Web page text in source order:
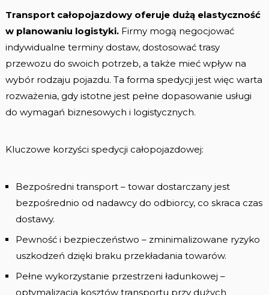
Transport całopojazdowy oferuje dużą elastyczność
w planowaniu logistyki.Firmy mogą negocjować
indywidualne terminy dostaw, dostosować trasy
przewozu do swoich potrzeb, a także mieć wpływ na
wybór rodzaju pojazdu. Ta forma spedycji jest więc warta
rozważenia, gdy istotne jest pełne dopasowanie usługi
do wymagań biznesowych i logistycznych.
Kluczowe korzyści spedycji całopojazdowej:
Bezpośredni transport – towar dostarczany jest
bezpośrednio od nadawcy do odbiorcy, co skraca czas
dostawy.
Pewność i bezpieczeństwo – zminimalizowane ryzyko
uszkodzeń dzięki braku przekładania towarów.
Pełne wykorzystanie przestrzeni ładunkowej –
optymalizacja kosztów transportu przy dużych